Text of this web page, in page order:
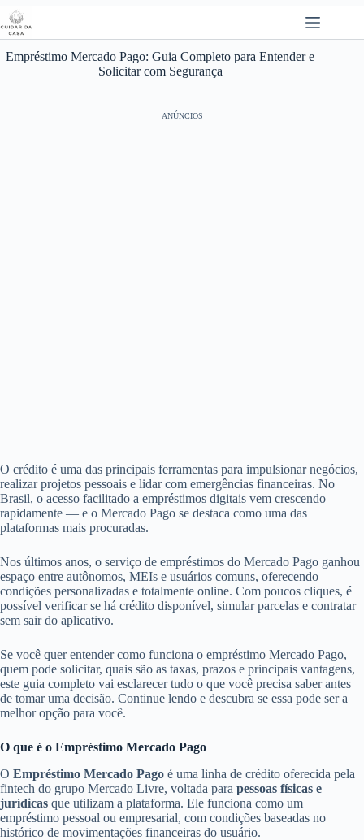
Pular
para
o
conteúdo
Empréstimo Mercado Pago: Guia Completo para Entender e
Solicitar com Segurança
ANÚNCIOS
O crédito é uma das principais ferramentas para impulsionar negócios,
realizar projetos pessoais e lidar com emergências financeiras. No
Brasil, o acesso facilitado a empréstimos digitais vem crescendo
rapidamente — e o Mercado Pago se destaca como uma das
plataformas mais procuradas.
Nos últimos anos, o serviço de empréstimos do Mercado Pago ganhou
espaço entre autônomos, MEIs e usuários comuns, oferecendo
condições personalizadas e totalmente online. Com poucos cliques, é
possível verificar se há crédito disponível, simular parcelas e contratar
sem sair do aplicativo.
Se você quer entender como funciona o empréstimo Mercado Pago,
quem pode solicitar, quais são as taxas, prazos e principais vantagens,
este guia completo vai esclarecer tudo o que você precisa saber antes
de tomar uma decisão. Continue lendo e descubra se essa pode ser a
melhor opção para você.
O que é o Empréstimo Mercado Pago
O Empréstimo Mercado Pago é uma linha de crédito oferecida pela
fintech do grupo Mercado Livre, voltada para pessoas físicas e
jurídicas que utilizam a plataforma. Ele funciona como um
empréstimo pessoal ou empresarial, com condições baseadas no
histórico de movimentações financeiras do usuário.